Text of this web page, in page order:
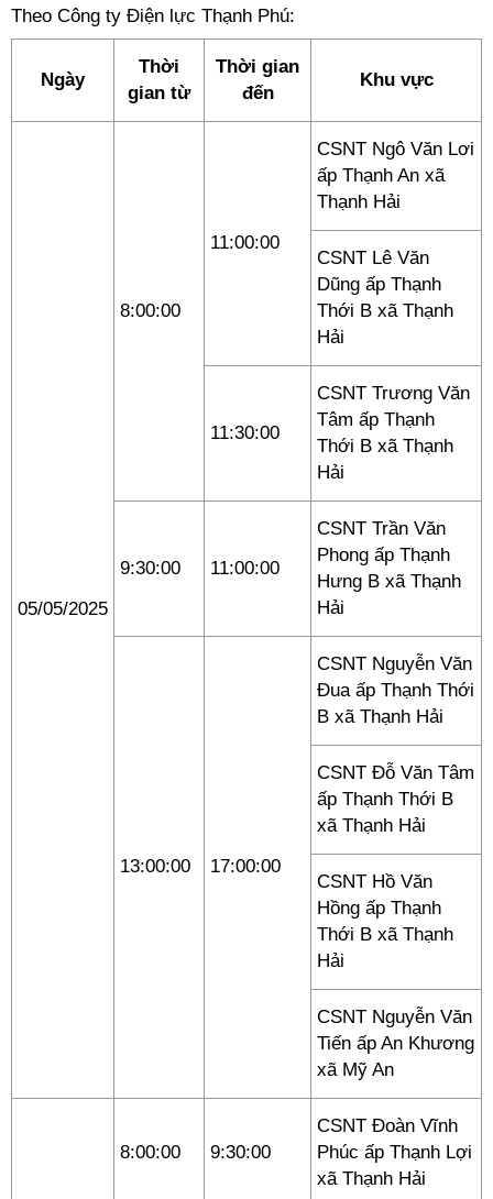
Theo Công ty Điện lực Thạnh Phú:
Ngày
Thời
gian từ
Thời gian
đến
Khu vực
05/05/2025
8:00:00
11:00:00
CSNT Ngô Văn Lơi
ấp Thạnh An xã
Thạnh Hải
CSNT Lê Văn
Dũng ấp Thạnh
Thới B xã Thạnh
Hải
11:30:00
CSNT Trương Văn
Tâm ấp Thạnh
Thới B xã Thạnh
Hải
9:30:00 11:00:00
CSNT Trần Văn
Phong ấp Thạnh
Hưng B xã Thạnh
Hải
13:00:00 17:00:00
CSNT Nguyễn Văn
Đua ấp Thạnh Thới
B xã Thạnh Hải
CSNT Đỗ Văn Tâm
ấp Thạnh Thới B
xã Thạnh Hải
CSNT Hồ Văn
Hồng ấp Thạnh
Thới B xã Thạnh
Hải
CSNT Nguyễn Văn
Tiến ấp An Khương
xã Mỹ An
8:00:00 9:30:00
CSNT Đoàn Vĩnh
Phúc ấp Thạnh Lợi
xã Thạnh Hải